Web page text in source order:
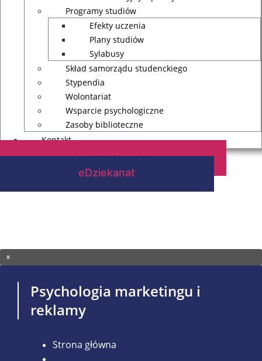
Programy studiów
Efekty uczenia
Plany studiów
Sylabusy
Skład samorządu studenckiego
Stypendia
Wolontariat
Wsparcie psychologiczne
Zasoby biblioteczne
Kontakt
REKRUTACJA
eDziekanat
Psychologia marketingu i
reklamy
Strona główna